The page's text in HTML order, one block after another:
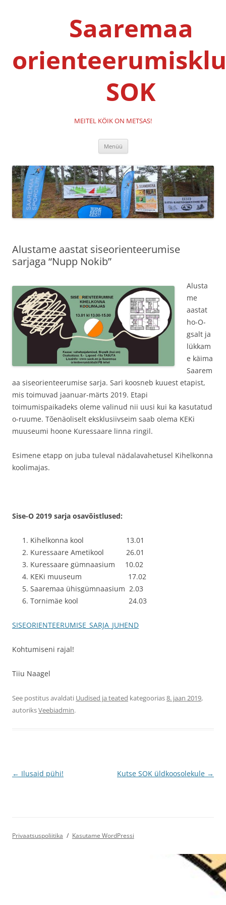
Saaremaa
SOK
MEITEL KÖIK ON METSAS!
Menüü
Alustame aastat siseorienteerumise
sarjaga “Nupp Nokib”
Alusta
me
aastat
ho-O-
gsalt ja
lükkam
e käima
Saarem
aa siseorienteerumise sarja. Sari koosneb kuuest etapist,
mis toimuvad jaanuar-märts 2019. Etapi
toimumispaikadeks oleme valinud nii uusi kui ka kasutatud
o-ruume. Tõenäoliselt eksklusiivseim saab olema KEKi
muuseumi hoone Kuressaare linna ringil.
Esimene etapp on juba tuleval nädalavahetusel Kihelkonna
koolimajas.
Sise-O 2019 sarja osavõistlused:
Kihelkonna kool 13.01
Kuressaare Ametikool 26.01
Kuressaare gümnaasium 10.02
KEKi muuseum 17.02
Saaremaa ühisgümnaasium 2.03
Tornimäe kool 24.03
SISEORIENTEERUMISE_SARJA_JUHEND
Kohtumiseni rajal!
Tiiu Naagel
See postitus avaldati Uudised ja teated kategoorias8. jaan 2019,
autoriksVeebiadmin.
Postituste
← Ilusaid pühi! Kutse SOK üldkoosolekule →
Privaatsuspoliitika Kasutame WordPressi